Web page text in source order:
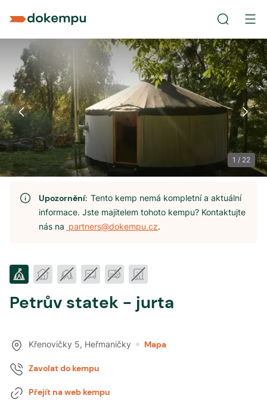
1 / 22
Upozornění:Tento kemp nemá kompletní a aktuální
informace. Jste majitelem tohoto kempu? Kontaktujte
nás na partners@dokempu.cz.
Petrův statek - jurta
Křenovičky 5, Heřmaničky Mapa
Zavolat do kempu
Přejít na web kempu